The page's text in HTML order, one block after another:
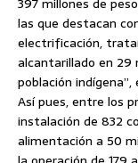
las que destacan
electrificación,
alcantarillado en 29
población
Así pues, entre los
instalación de 832
alimentación a 50